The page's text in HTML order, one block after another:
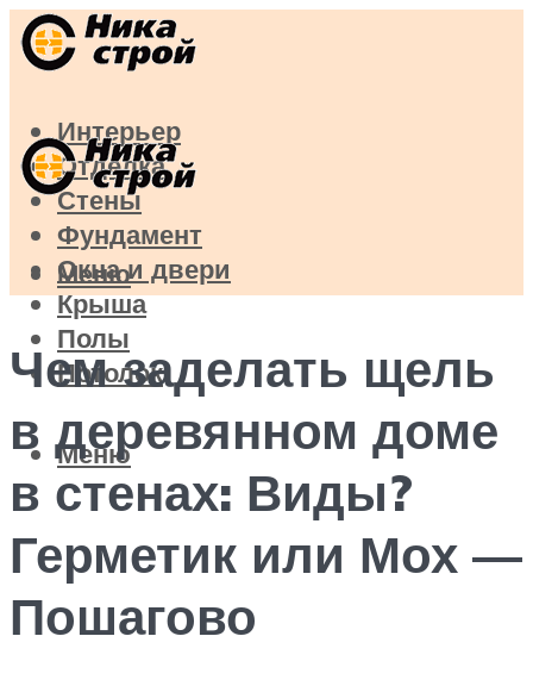
Интерьер
Отделка
Стены
Фундамент
Окна и двери
Крыша
Полы
Потолок
Меню
Меню
Чем заделать щель
в деревянном доме
в стенах: Виды?
Герметик или Мох —
Пошагово